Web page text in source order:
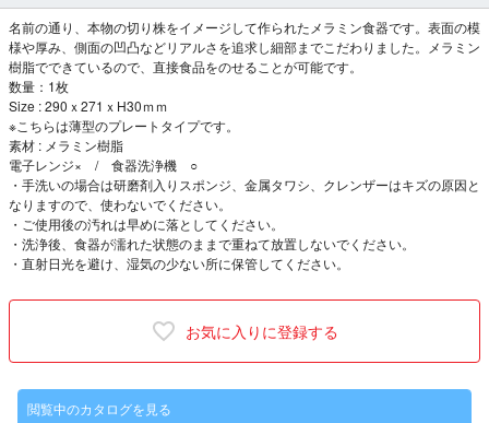
名前の通り、本物の切り株をイメージして作られたメラミン食器です。表面の模
様や厚み、側面の凹凸などリアルさを追求し細部までこだわりました。メラミン
樹脂でできているので、直接食品をのせることが可能です。
数量：1枚
Size : 290ｘ271ｘH30ｍｍ
※こちらは薄型のプレートタイプです。
素材 : メラミン樹脂
電子レンジ× / 食器洗浄機 ○
・手洗いの場合は研磨剤入りスポンジ、金属タワシ、クレンザーはキズの原因と
なりますので、使わないでください。
・ご使用後の汚れは早めに落としてください。
・洗浄後、食器が濡れた状態のままで重ねて放置しないでください。
・直射日光を避け、湿気の少ない所に保管してください。
お気に入りに登録する
閲覧中のカタログを見る